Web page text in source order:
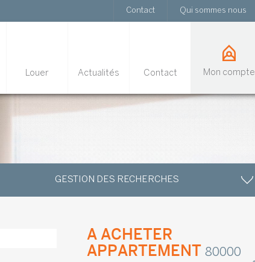
Contact Qui sommes nous
Mon compte
Louer Actualités Contact
GESTION DES RECHERCHES
A ACHETER
APPARTEMENT 80000